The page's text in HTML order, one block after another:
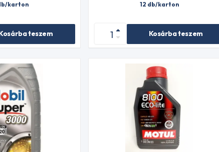
karton
teszem
12 db/karton
Kosárba teszem